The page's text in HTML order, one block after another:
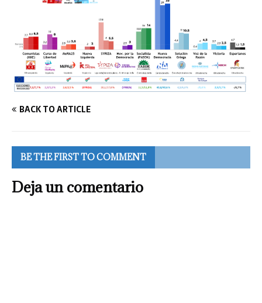
BACK TO ARTICLE
BE THE FIRST TO COMMENT
Deja un comentario